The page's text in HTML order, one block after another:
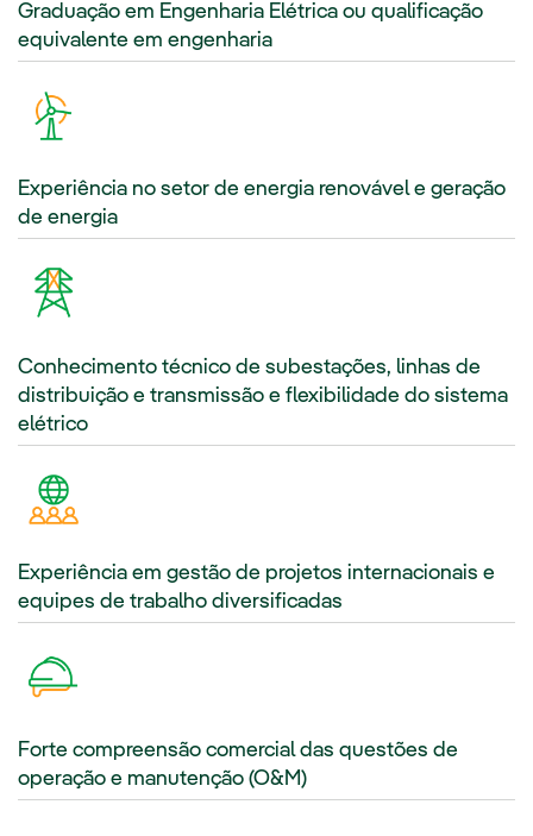
Graduação em Engenharia Elétrica ou qualificação
equivalente em engenharia
Experiência no setor de energia renovável e geração
de energia
Conhecimento técnico de subestações, linhas de
distribuição e transmissão e flexibilidade do sistema
elétrico
Experiência em gestão de projetos internacionais e
equipes de trabalho diversificadas
Forte compreensão comercial das questões de
operação e manutenção (O&M)